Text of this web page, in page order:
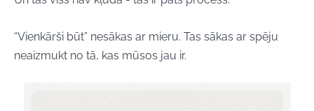
“Vienkārši būt” nesākas ar mieru. Tas sākas ar spēju
neaizmukt no tā, kas mūsos jau ir.